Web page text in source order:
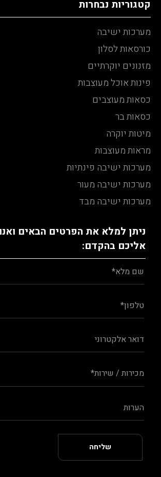
קטגוריות נבחרות
מערכות ישיבה
כורסאות לסלון
מזנונים יוקרתיים
פינות אוכל מעוצבות
כסאות מעוצבים
כסאות בר
מיטות יוקרה
מראות מעוצבות
מערכות ישיבה פינתיות
מערכות ישיבה מעור
מערכות ישיבה מבד
ניתן למלא את הפרטים הבאים ואנו
אליכם בהקדם: